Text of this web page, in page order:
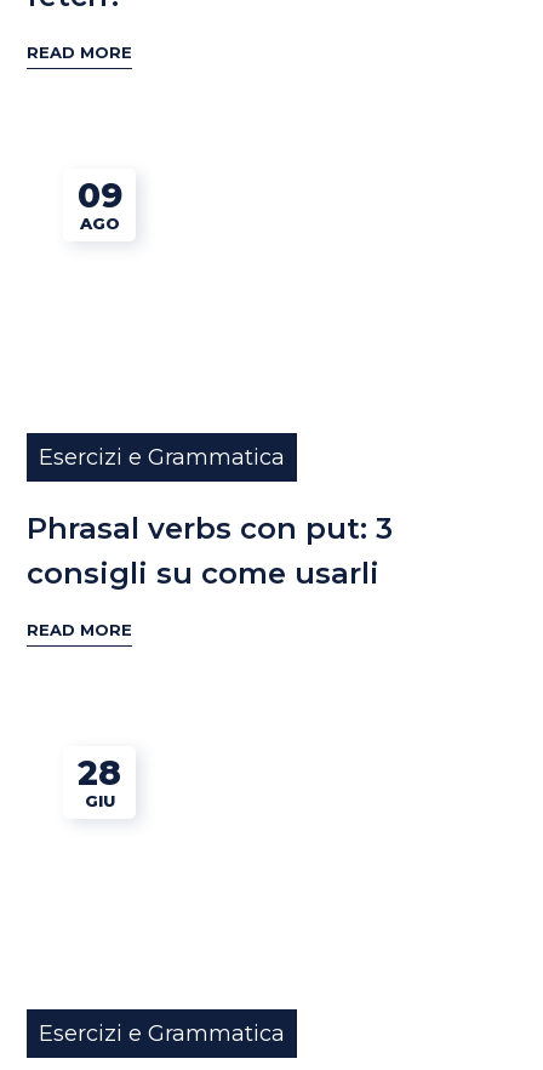
READ MORE
09
AGO
Esercizi e Grammatica
Phrasal verbs con put: 3
consigli su come usarli
READ MORE
28
GIU
Esercizi e Grammatica